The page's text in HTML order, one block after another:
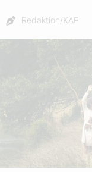
Autor:
Redaktion/KAP